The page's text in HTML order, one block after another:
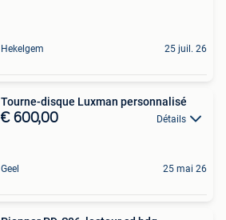
Hekelgem 25 juil. 26
Tourne-disque Luxman personnalisé
€ 600,00 Détails
Geel 25 mai 26